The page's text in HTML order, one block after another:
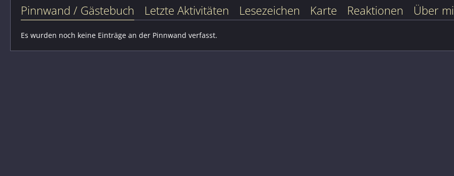
Pinnwand / Gästebuch Letzte Aktivitäten Lesezeichen Karte Reaktionen Über
Es wurden noch keine Einträge an der Pinnwand verfasst.